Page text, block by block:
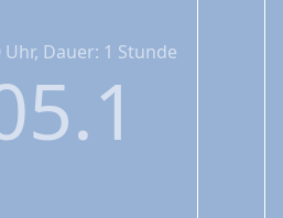
Uhr, Dauer: 1 Stunde